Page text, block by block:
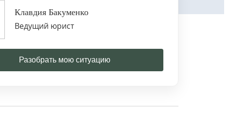
Клавдия Бакуменко
Ведущий юрист
Разобрать мою ситуацию